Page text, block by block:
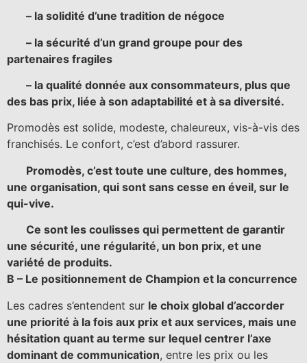
– la solidité d’une tradition de négoce
– la sécurité d’un grand groupe pour des
partenaires fragiles
– la qualité donnée aux consommateurs, plus que
des bas prix, liée à son adaptabilité et à sa diversité.
Promodès est solide, modeste, chaleureux, vis-à-vis des
franchisés. Le confort, c’est d’abord rassurer.
Promodès, c’est toute une culture, des hommes,
une organisation, qui sont sans cesse en éveil, sur le
qui-vive.
Ce sont les coulisses qui permettent de garantir
une sécurité, une régularité, un bon prix, et une
variété de produits.
B – Le positionnement de Champion et la concurrence
Les cadres s’entendent sur le choix global d’accorder
une priorité à la fois aux prix et aux services, mais une
hésitation quant au terme sur lequel centrer l’axe
dominant de communication, entre les prix ou les